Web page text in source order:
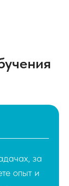
за
опыт и